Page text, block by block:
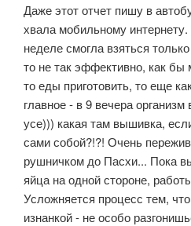
Даже этот отчет пишу в
хвала мобильному
неделе смогла взяться
то не так эффективно, как
то еды приготовить, то еще
главное - в 9 вечера
усе))) какая там вышивка,
сами собой?!?! Очень
рушничком до Пасхи... Пока
яйца на одной стороне,
Усложняется процесс тем,
изнанкой - не особо